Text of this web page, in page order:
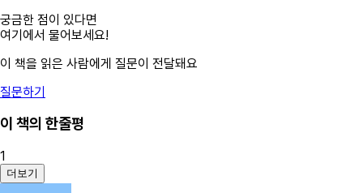
궁금한 점이 있다면
여기에서 물어보세요!
이 책을 읽은 사람에게 질문이 전달돼요
질문하기
이 책의 한줄평
1
더보기